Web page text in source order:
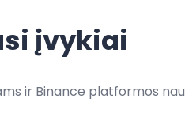
įvykiai
ir Binance platformos